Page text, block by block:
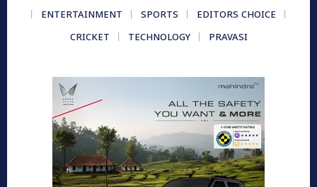
ENTERTAINMENT
SPORTS
EDITORS CHOICE
CRICKET
TECHNOLOGY PRAVASI